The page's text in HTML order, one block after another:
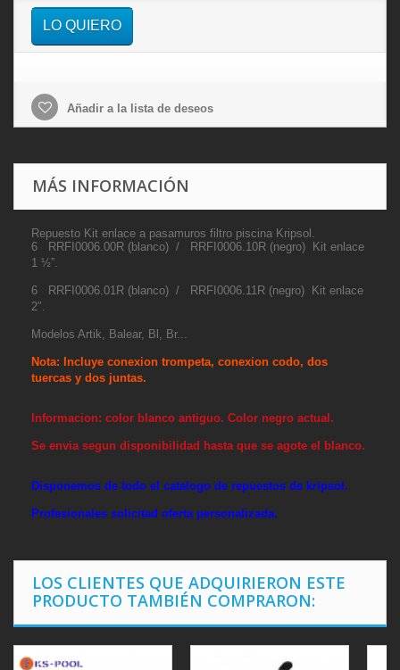
LO QUIERO
Añadir a la lista de deseos
MÁS INFORMACIÓN
Repuesto Kit enlace a pasamuros filtro piscina Kripsol.
6 RRFI0006.00R (blanco) / RRFI0006.10R (negro) Kit enlace
1 ½”.
6 RRFI0006.01R (blanco) / RRFI0006.11R (negro) Kit enlace
2″.
Modelos Artik, Balear, Bl, Br...
Nota: Incluye conexion trompeta, conexion codo, dos
tuercas y dos juntas.
Informacion: color blanco antiguo. Color negro actual.
Se envia segun disponibilidad hasta que se agote el blanco.
Disponemos de todo el catalogo de repuestos de kripsol.
Profesionales solicitad oferta personalizada.
LOS CLIENTES QUE ADQUIRIERON ESTE
PRODUCTO TAMBIÉN COMPRARON: